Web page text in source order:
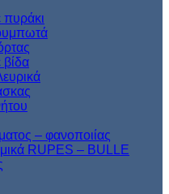
πυράκι
βίδα
– φανοποιίας
RUPES – BULLE